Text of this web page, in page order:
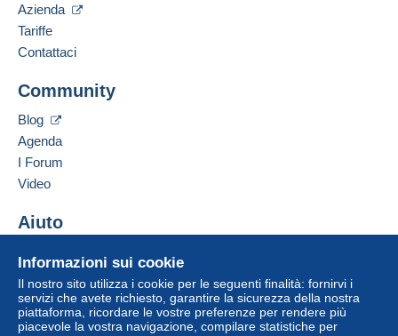
Informazioni sui cookie
Il nostro sito utilizza i cookie per le seguenti finalità: fornirvi i
servizi che avete richiesto, garantire la sicurezza della nostra
piattaforma, ricordare le vostre preferenze per rendere più
piacevole la vostra navigazione, compilare statistiche per
Azienda
Tariffe
Contattaci
Community
Blog
Agenda
I Forum
Video
Aiuto
Acquistare su Delcampe
Vendere su Delcampe
Un sito sicuro